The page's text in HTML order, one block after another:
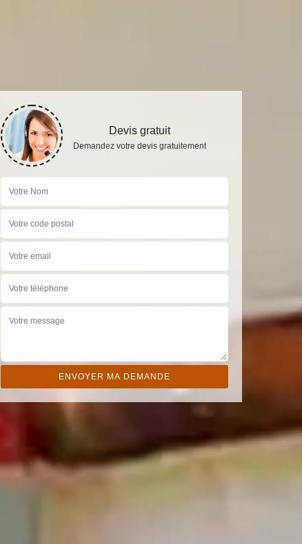
Devis gratuit
Demandez votre devis gratuitement